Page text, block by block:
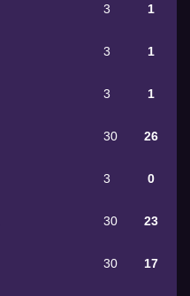
3 1
3 1
3 1
30 26
3 0
30 23
30 17